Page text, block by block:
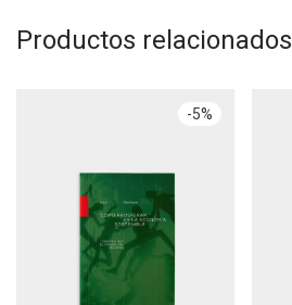
Productos relacionados
-5%